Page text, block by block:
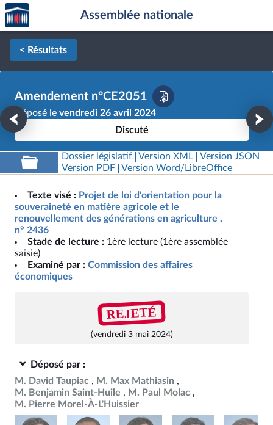
Aller au contenu
Aller en bas de la page
Accèder
à la
page
d'accueil
Assemblée nationale
< Résultats
Amendement n°CE2051
Déposé le vendredi 26 avril 2024
Discuté
Dossier législatif Version XML
Version JSON
Version PDF
Version Word/LibreOffice
Texte visé : Projet de loi d'orientation pour la
souveraineté en matière agricole et le
renouvellement des générations en agriculture ,
n° 2436
Stade de lecture : 1ère lecture (1ère assemblée
saisie)
Examiné par : Commission des affaires
économiques
REJETÉ
(vendredi 3 mai 2024)
Déposé par :
M. David Taupiac
M. Max Mathiasin
M. Benjamin Saint-Huile
M. Paul Molac
M. Pierre Morel-À-L'Huissier